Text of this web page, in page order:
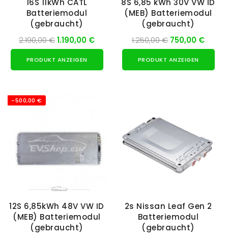
16S 11kWh CATL
Batteriemodul
(gebraucht)
2.190,00 €1.190,00 €
PRODUKT ANZEIGEN
8S 6,85 kWh 30V VW ID
(MEB) Batteriemodul
(gebraucht)
1.250,00 € 750,00 €
PRODUKT ANZEIGEN
-500,00 €
12S 6,85kWh 48V VW ID
(MEB) Batteriemodul
(gebraucht)
2s Nissan Leaf Gen 2
Batteriemodul
(gebraucht)